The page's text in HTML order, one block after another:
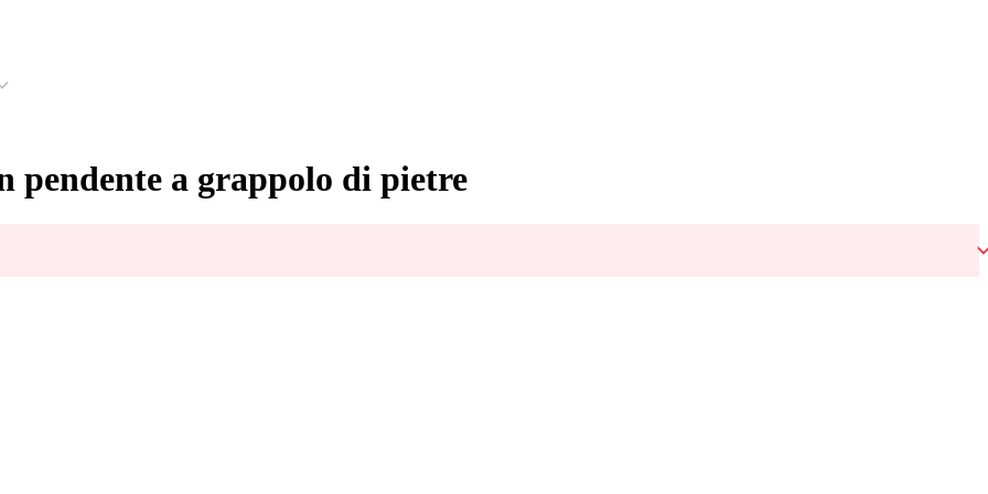
pendente a grappolo di pietre